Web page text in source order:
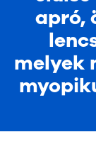
apró,
melyek